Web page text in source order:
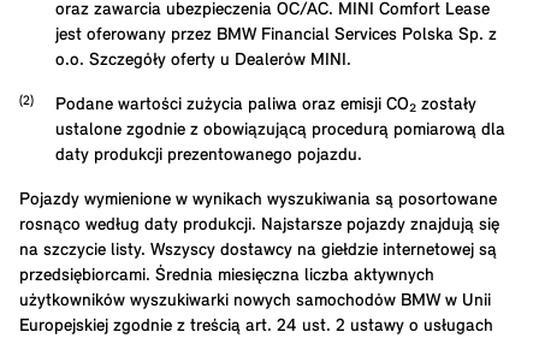
oraz zawarcia ubezpieczenia OC/AC. MINI Comfort Lease
jest oferowany przez BMW Financial Services Polska Sp. z
o.o. Szczegóły oferty u Dealerów MINI.
Podane wartości zużycia paliwa oraz emisji CO₂ zostały
ustalone zgodnie z obowiązującą procedurą pomiarową dla
daty produkcji prezentowanego pojazdu.
Pojazdy wymienione w wynikach wyszukiwania są posortowane
rosnąco według daty produkcji. Najstarsze pojazdy znajdują się
na szczycie listy. Wszyscy dostawcy na giełdzie internetowej są
przedsiębiorcami. Średnia miesięczna liczba aktywnych
użytkowników wyszukiwarki nowych samochodów BMW w Unii
Europejskiej zgodnie z treścią art. 24 ust. 2 ustawy o usługach